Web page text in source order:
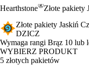
Hearthstone®Złote pakiety
Złote pakiety Jaskiń
DZICZ
Product Notification
Wymaga rangi Brąz 10 lub
WYBIERZ PRODUKT
5 złotych pakietów